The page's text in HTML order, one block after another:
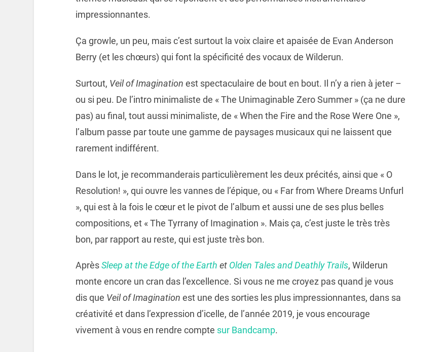
impressionnantes.
Ça growle, un peu, mais c’est surtout la voix claire et apaisée de Evan Anderson
Berry (et les chœurs) qui font la spécificité des vocaux de Wilderun.
Surtout, Veil of Imagination est spectaculaire de bout en bout. Il n’y a rien à jeter –
ou si peu. De l’intro minimaliste de « The Unimaginable Zero Summer » (ça ne dure
pas) au final, tout aussi minimaliste, de « When the Fire and the Rose Were One »,
l’album passe par toute une gamme de paysages musicaux qui ne laissent que
rarement indifférent.
Dans le lot, je recommanderais particulièrement les deux précités, ainsi que « O
Resolution! », qui ouvre les vannes de l’épique, ou « Far from Where Dreams Unfurl
», qui est à la fois le cœur et le pivot de l’album et aussi une de ses plus belles
compositions, et « The Tyrrany of Imagination ». Mais ça, c’est juste le très très
bon, par rapport au reste, qui est juste très bon.
AprèsSleep at the Edge of the Earth et Olden Tales and Deathly Trails, Wilderun
monte encore un cran das l’excellence. Si vous ne me croyez pas quand je vous
dis que Veil of Imagination est une des sorties les plus impressionnantes, dans sa
créativité et dans l’expression d’icelle, de l’année 2019, je vous encourage
vivement à vous en rendre compte sur Bandcamp.